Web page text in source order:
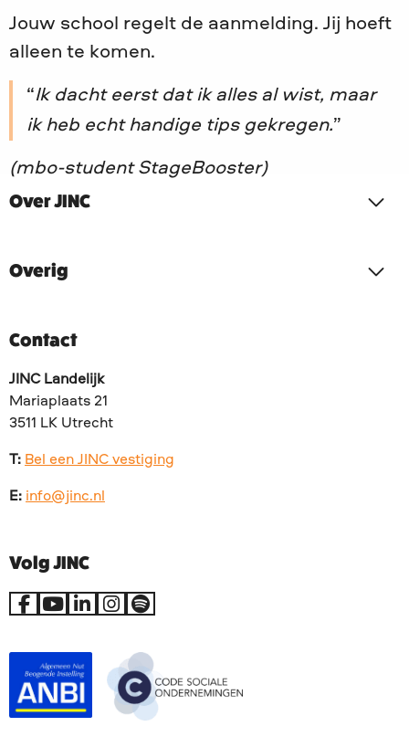
Jouw school regelt de aanmelding. Jij hoeft
alleen te komen.
Ik dacht eerst dat ik alles al wist, maar
ik heb echt handige tips gekregen.
(mbo-student StageBooster)
Over JINC
Overig
Contact
JINC Landelijk
Mariaplaats 21
3511 LK Utrecht
T: Bel een JINC vestiging
E: info@jinc.nl
Volg JINC
Ga
Facebook
Ga
YouTube
Ga
LinkedIn
Ga
Instagram
Go
Spotify